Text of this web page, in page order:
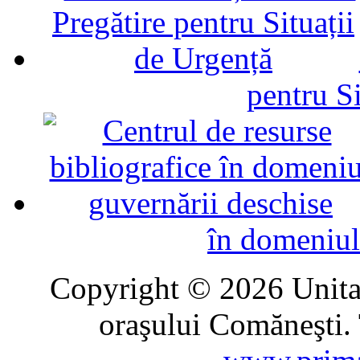
pentru
în
Copyright © 2026
oraşului